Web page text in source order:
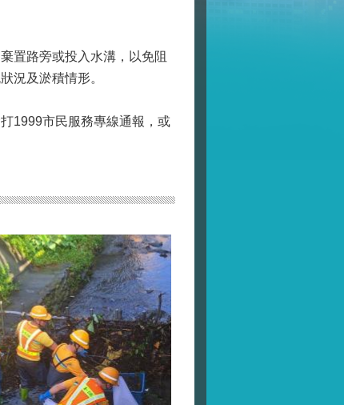
置路旁或投入水溝，以免阻
況及淤積情形。
1999市民服務專線通報，或